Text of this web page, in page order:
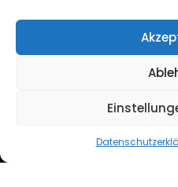
Copyright ©2024 Lynx